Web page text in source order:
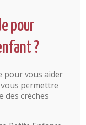
pour
?
pour vous aider
permettre
des crèches